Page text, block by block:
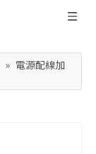
» 電源配線加